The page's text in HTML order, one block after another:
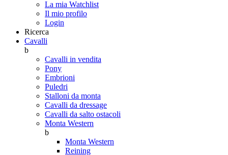
La mia Watchlist
Il mio profilo
Login
Ricerca
Cavalli
b
Cavalli in vendita
Pony
Embrioni
Puledri
Stalloni da monta
Cavalli da dressage
Cavalli da salto ostacoli
Monta Western
b
Monta Western
Reining